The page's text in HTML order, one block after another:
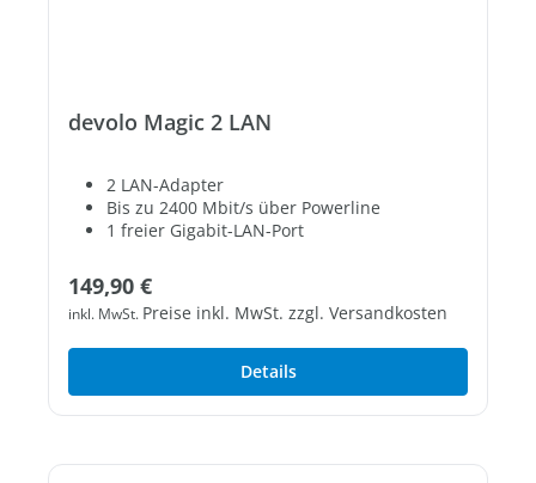
devolo Magic 2 LAN
2 LAN-Adapter
Bis zu 2400 Mbit/s über Powerline
1 freier Gigabit-LAN-Port
Regulärer Preis:
149,90 €
inkl. MwSt. Preise inkl. MwSt. zzgl. Versandkosten
Details